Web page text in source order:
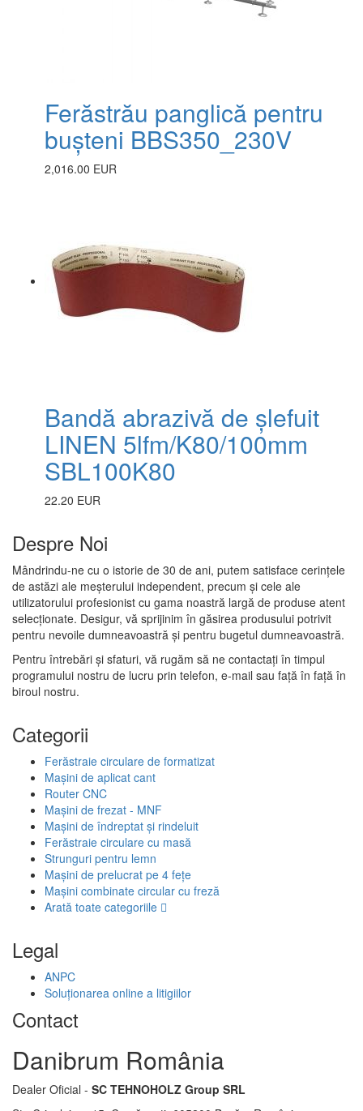
Ferăstrău panglică pentru
bușteni BBS350_230V
2,016.00 EUR
Bandă abrazivă de șlefuit
LINEN 5lfm/K80/100mm
SBL100K80
22.20 EUR
Despre Noi
Mândrindu-ne cu o istorie de 30 de ani, putem satisface cerințele
de astăzi ale meșterului independent, precum și cele ale
utilizatorului profesionist cu gama noastră largă de produse atent
selecționate. Desigur, vă sprijinim în găsirea produsului potrivit
pentru nevoile dumneavoastră și pentru bugetul dumneavoastră.
Pentru întrebări și sfaturi, vă rugăm să ne contactați în timpul
programului nostru de lucru prin telefon, e-mail sau față în față în
biroul nostru.
Categorii
Ferăstraie circulare de formatizat
Mașini de aplicat cant
Router CNC
Mașini de frezat - MNF
Mașini de îndreptat și rindeluit
Ferăstraie circulare cu masă
Strunguri pentru lemn
Mașini de prelucrat pe 4 fețe
Mașini combinate circular cu freză
Arată toate categoriile
Legal
ANPC
Soluționarea online a litigiilor
Contact
Danibrum România
Dealer Oficial - SC TEHNOHOLZ Group SRL